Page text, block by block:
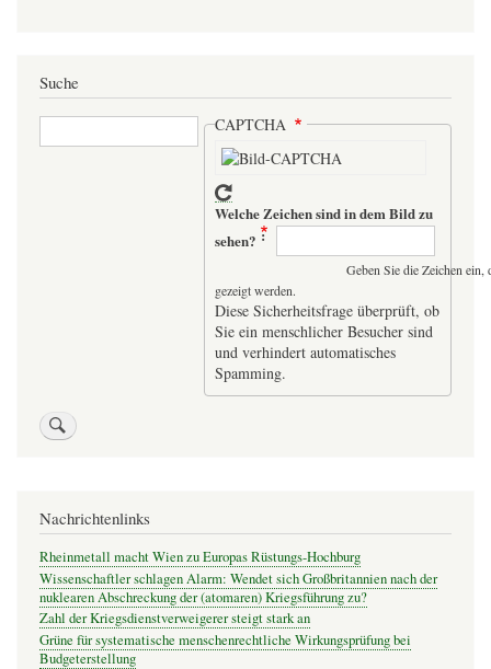
Suche
Suche CAPTCHA
Welche Zeichen sind in dem Bild zu
sehen?
Geben Sie die Zeichen
gezeigt werden.
Diese Sicherheitsfrage überprüft, ob
Sie ein menschlicher Besucher sind
und verhindert automatisches
Spamming.
Nachrichtenlinks
Rheinmetall macht Wien zu Europas Rüstungs-Hochburg
Wissenschaftler schlagen Alarm: Wendet sich Großbritannien nach der
nuklearen Abschreckung der (atomaren) Kriegsführung zu?
Zahl der Kriegsdienstverweigerer steigt stark an
Grüne für systematische menschenrechtliche Wirkungsprüfung bei
Budgeterstellung